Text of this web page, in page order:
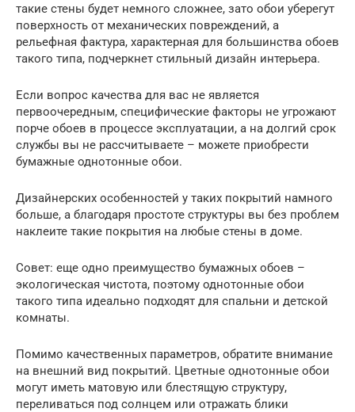
такие стены будет немного сложнее, зато обои уберегут
поверхность от механических повреждений, а
рельефная фактура, характерная для большинства обоев
такого типа, подчеркнет стильный дизайн интерьера.
Если вопрос качества для вас не является
первоочередным, специфические факторы не угрожают
порче обоев в процессе эксплуатации, а на долгий срок
службы вы не рассчитываете – можете приобрести
бумажные однотонные обои.
Дизайнерских особенностей у таких покрытий намного
больше, а благодаря простоте структуры вы без проблем
наклеите такие покрытия на любые стены в доме.
Совет: еще одно преимущество бумажных обоев –
экологическая чистота, поэтому однотонные обои
такого типа идеально подходят для спальни и детской
комнаты.
Помимо качественных параметров, обратите внимание
на внешний вид покрытий. Цветные однотонные обои
могут иметь матовую или блестящую структуру,
переливаться под солнцем или отражать блики